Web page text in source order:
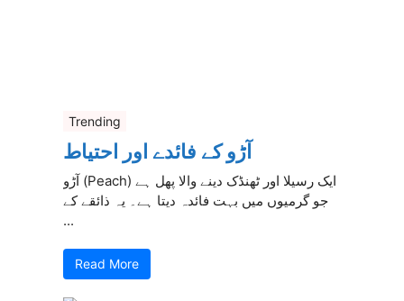
Trending
آڑو کے فائدے اور احتیاط
آڑو (Peach) ایک رسیلا اور ٹھنڈک دینے والا پھل ہے
جو گرمیوں میں بہت فائدہ دیتا ہے۔ یہ ذائقے کے
...
Read More